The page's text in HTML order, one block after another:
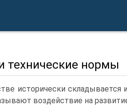
технические нормы
исторически складывается
воздействие на